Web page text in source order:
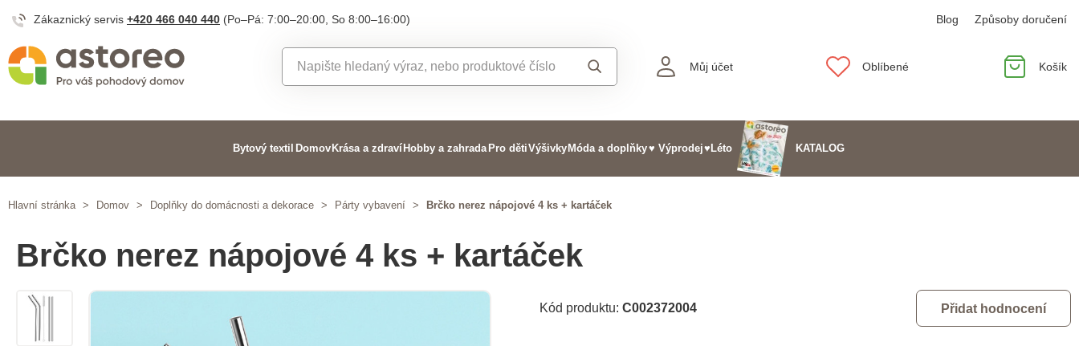
Zákaznický servis +420 466 040 440 (Po–Pá: 7:00–20:00, So 8:00–16:00) Blog Způsoby doručení
Můj účet Oblíbené Košík
Bytový textil Domov Krása a zdraví Hobby a zahrada Pro dětiVýšivky Móda a doplňky♥ Výprodej♥Léto KATALOG
Hlavní stránka > Domov > Doplňky do domácnosti a dekorace > Párty vybavení > Brčko nerez nápojové 4 ks + kartáček
Brčko nerez nápojové 4 ks + kartáček
Kód produktu: C002372004 Přidat hodnocení